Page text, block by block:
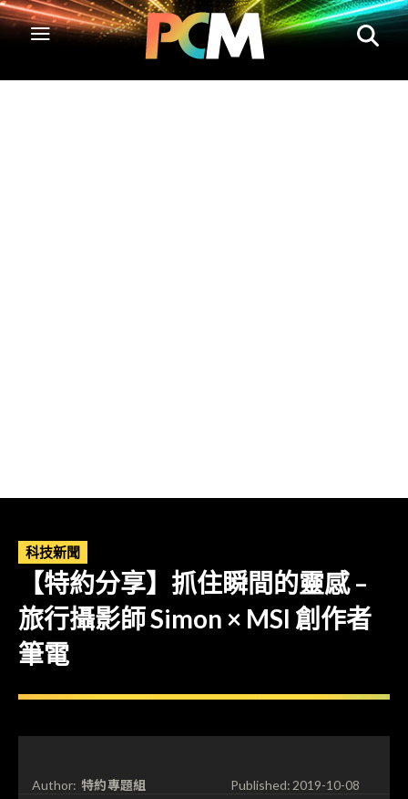
科技新聞
【特約分享】抓住瞬間的靈感 –
旅行攝影師 Simon × MSI 創作者
筆電
Author: 特約專題組 Published:2019-10-08